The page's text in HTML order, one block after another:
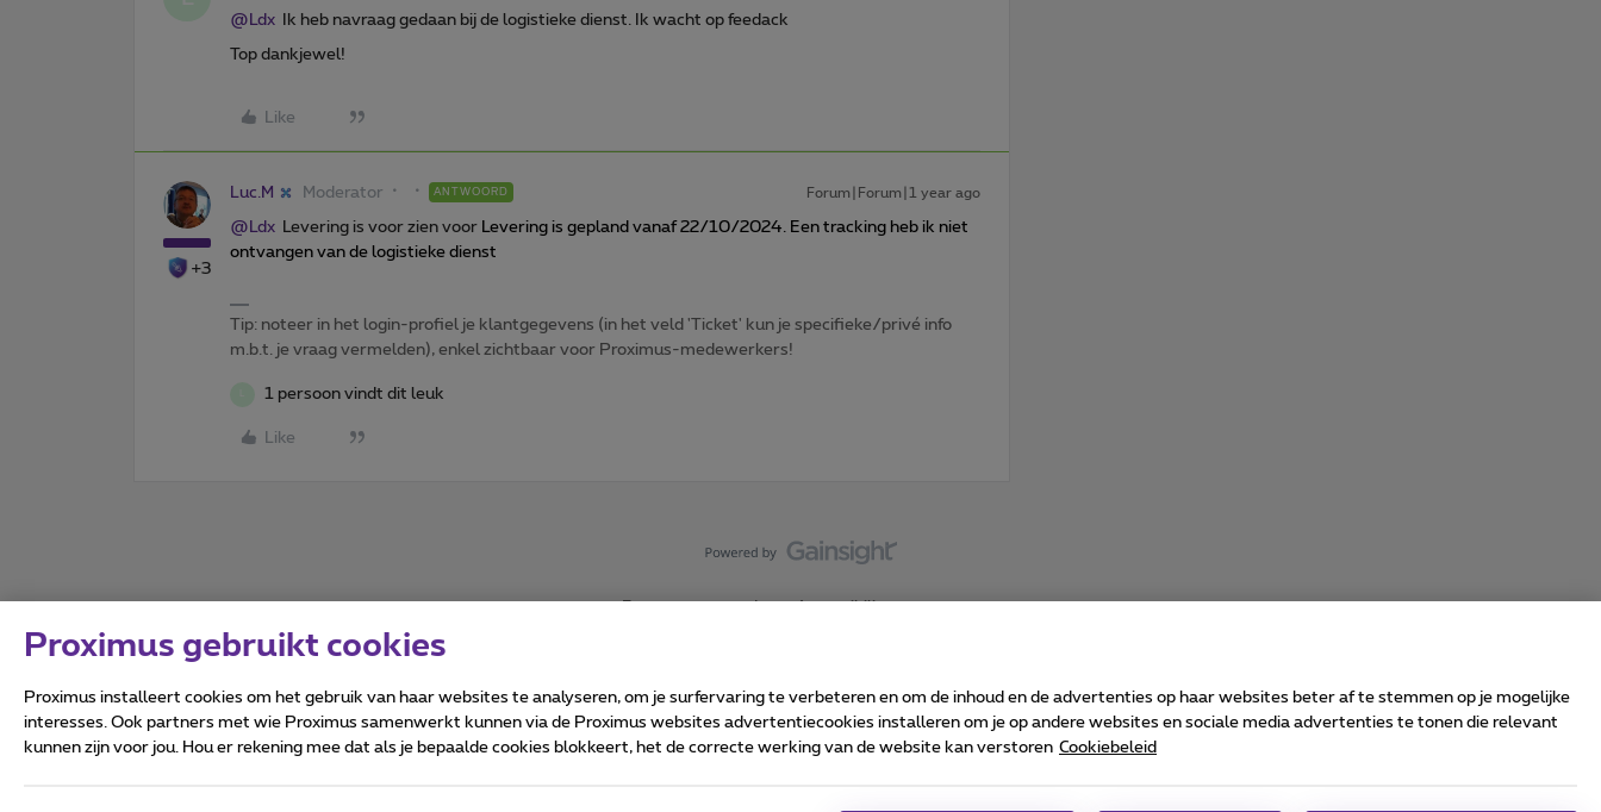
@Ldx Ik heb navraag gedaan bij de logistieke dienst. Ik wacht op feedack
Top dankjewel!
Like
+3
Luc.M Moderator ANTWOORD Forum|Forum|1 year ago
@Ldx Levering is voor zien voor Levering is gepland vanaf 22/10/2024. Een tracking heb ik niet
ontvangen van de logistieke dienst
Tip: noteer in het login-profiel je klantgegevens (in het veld 'Ticket' kun je specifieke/privé info
m.b.t. je vraag vermelden), enkel zichtbaar voor Proximus-medewerkers!
1 persoon vindt dit leuk
Like
Forumvoorwaarden Accessibility statement
Alle rechten voorbehouden. ©2026Proximus
Proximus gebruikt cookies
Proximus installeert cookies om het gebruik van haar websites te analyseren, om je surfervaring te verbeteren en om de inhoud en de advertenties op haar websites beter af te stemmen op je mogelijke
interesses. Ook partners met wie Proximus samenwerkt kunnen via de Proximus websites advertentiecookies installeren om je op andere websites en sociale media advertenties te tonen die relevant
kunnen zijn voor jou. Hou er rekening mee dat als je bepaalde cookies blokkeert, het de correcte werking van de website kan verstoren Cookiebeleid